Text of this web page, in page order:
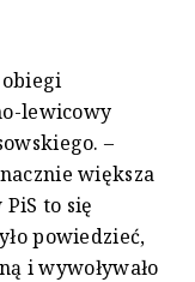
obiegi
lewicowy
–
większa
to się
powiedzieć,
i wywoływało